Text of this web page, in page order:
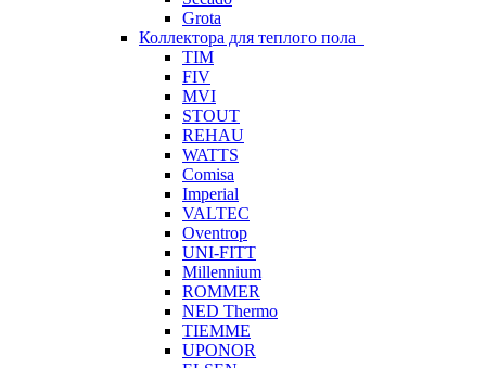
Grota
Коллектора для теплого пола
TIM
FIV
MVI
STOUT
REHAU
WATTS
Comisa
Imperial
VALTEC
Oventrop
UNI-FITT
Millennium
ROMMER
NED Thermo
TIEMME
UPONOR